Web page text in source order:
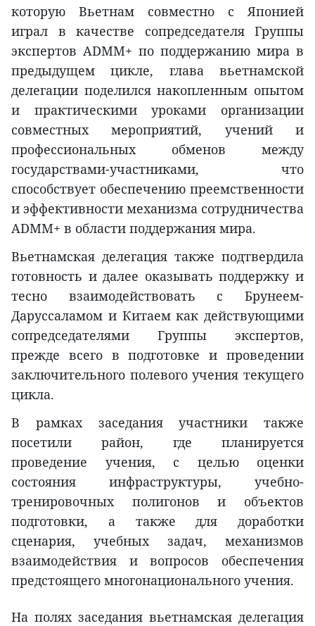
которую Вьетнам совместно с Японией
играл в качестве сопредседателя Группы
экспертов ADMM+ по поддержанию мира в
предыдущем цикле, глава вьетнамской
делегации поделился накопленным опытом
и практическими уроками организации
совместных мероприятий, учений и
профессиональных обменов между
государствами-участниками, что
способствует обеспечению преемственности
и эффективности механизма сотрудничества
ADMM+ в области поддержания мира.
Вьетнамская делегация также подтвердила
готовность и далее оказывать поддержку и
тесно взаимодействовать с Брунеем-
Даруссаламом и Китаем как действующими
сопредседателями Группы экспертов,
прежде всего в подготовке и проведении
заключительного полевого учения текущего
цикла.
В рамках заседания участники также
посетили район, где планируется
проведение учения, с целью оценки
состояния инфраструктуры, учебно-
тренировочных полигонов и объектов
подготовки, а также для доработки
сценария, учебных задач, механизмов
взаимодействия и вопросов обеспечения
предстоящего многонационального учения.
На полях заседания вьетнамская делегация